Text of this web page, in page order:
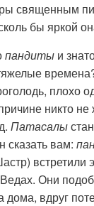
священным
бы яркой
пандиты и
плохо
никто не
Патасалы
вам:
встретили
Они
дома, вдруг